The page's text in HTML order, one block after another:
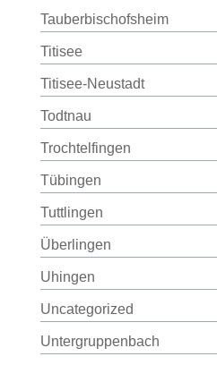
Tauberbischofsheim
Titisee
Titisee-Neustadt
Todtnau
Trochtelfingen
Tübingen
Tuttlingen
Überlingen
Uhingen
Uncategorized
Untergruppenbach